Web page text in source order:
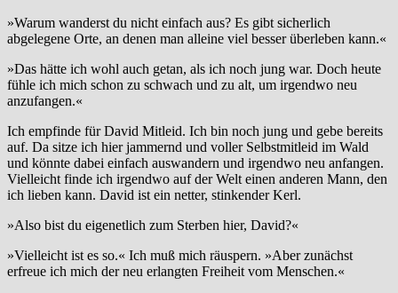
»Warum wanderst du nicht einfach aus? Es gibt sicherlich
abgelegene Orte, an denen man alleine viel besser überleben kann.«
»Das hätte ich wohl auch getan, als ich noch jung war. Doch heute
fühle ich mich schon zu schwach und zu alt, um irgendwo neu
anzufangen.«
Ich empfinde für David Mitleid. Ich bin noch jung und gebe bereits
auf. Da sitze ich hier jammernd und voller Selbstmitleid im Wald
und könnte dabei einfach auswandern und irgendwo neu anfangen.
Vielleicht finde ich irgendwo auf der Welt einen anderen Mann, den
ich lieben kann. David ist ein netter, stinkender Kerl.
»Also bist du eigenetlich zum Sterben hier, David?«
»Vielleicht ist es so.« Ich muß mich räuspern. »Aber zunächst
erfreue ich mich der neu erlangten Freiheit vom Menschen.«